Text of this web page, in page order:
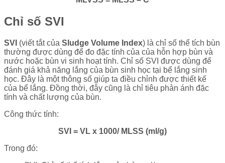
Chỉ số SVI
SVI (viết tắt của Sludge Volume Index) là chỉ số thể tích bùn
thường được dùng để đo đặc tính của của hỗn hợp bùn và
nước hoặc bùn vi sinh hoạt tính. Chỉ số SVI được dùng để
đánh giá khả năng lắng của bùn sinh học tại bể lắng sinh
học. Đây là một thông số giúp ta điều chỉnh được thiết kế
của bể lắng. Đồng thời, đây cũng là chỉ tiêu phản ánh đặc
tính và chất lượng của bùn.
Công thức tính:
SVI = VL x 1000/ MLSS (ml/g)
Trong đó: